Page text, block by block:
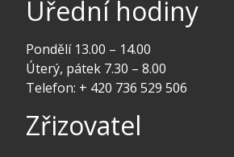
Úřední hodiny
Pondělí 13.00 – 14.00
Úterý, pátek 7.30 – 8.00
Telefon: + 420 736 529 506
Zřizovatel